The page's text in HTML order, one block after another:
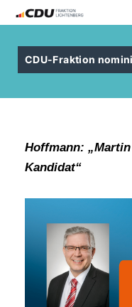
CDU-Fraktion
Hoffmann:
Kandidat“